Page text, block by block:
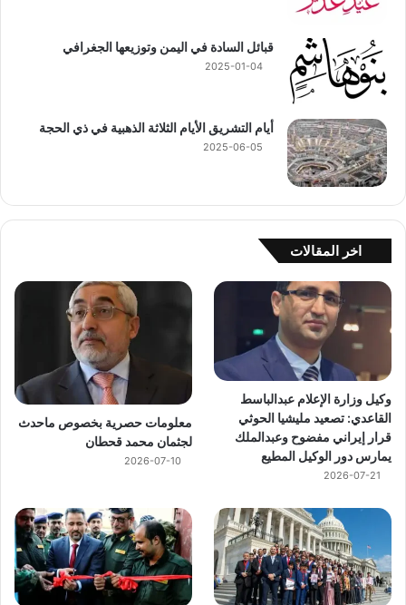
قبائل السادة في اليمن وتوزيعها الجغرافي
2025-01-04
أيام التشريق الأيام الثلاثة الذهبية في ذي الحجة
2025-06-05
اخر المقالات
وكيل وزارة الإعلام عبدالباسط
القاعدي: تصعيد مليشيا الحوثي
قرار إيراني مفضوح وعبدالملك
يمارس دور الوكيل المطيع
2026-07-21
معلومات حصرية بخصوص ماحدث
لجثمان محمد قحطان
2026-07-10